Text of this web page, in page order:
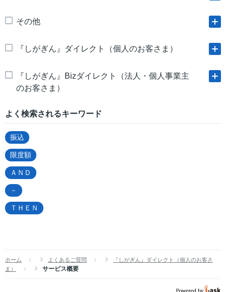
その他
『しがぎん』ダイレクト（個人のお客さま）
『しがぎん』Bizダイレクト（法人・個人事業主
のお客さま）
よく検索されるキーワード
振込
限度額
ＡＮＤ
－
ＴＨＥＮ
ホーム よくあるご質問
『しがぎん』ダイレクト（個人のお客さ
ま）
サービス概要